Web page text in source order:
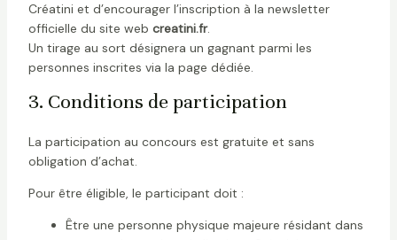
Créatini et d’encourager l’inscription à la newsletter
officielle du site web creatini.fr.
Un tirage au sort désignera un gagnant parmi les
personnes inscrites via la page dédiée.
3. Conditions de participation
La participation au concours est gratuite et sans
obligation d’achat.
Pour être éligible, le participant doit :
Être une personne physique majeure résidant dans